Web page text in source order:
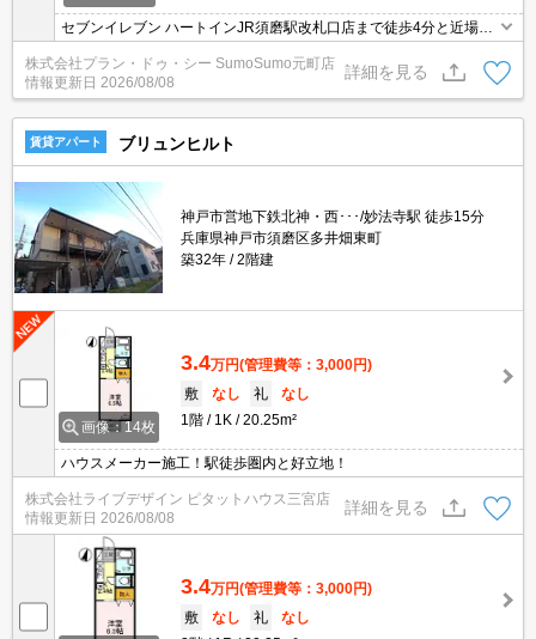
セブンイレブン ハートインJR須磨駅改札口店まで徒歩4分と近場に
コンビニがあるのもポイント。荷物を注文する時に時間を気にしな
くてよくなる宅配ボックスが共用部に付いています。独立洗面台が
付いているので、歯ブラシやドライヤーなどもまとめてスッキリ収
納できます。
株式会社プラン・ドゥ・シー SumoSumo元町店
情報更新日 2026/08/08
詳細を見る
賃貸アパート ブリュンヒルト
神戸市営地下鉄北神・西･･･/妙法寺駅 徒歩15分
兵庫県神戸市須磨区多井畑東町
築32年
2階建
画像：14枚
3.4万円(管理費等：3,000円)
敷
なし 礼
なし
1階
1K 20.25m²
ハウスメーカー施工！駅徒歩圏内と好立地！
株式会社ライブデザイン ピタットハウス三宮店
情報更新日 2026/08/08
詳細を見る
3.4万円(管理費等：3,000円)
敷
なし 礼
なし